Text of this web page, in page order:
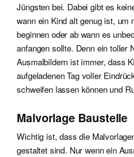
Jüngsten bei. Dabei gibt es
wann ein Kind alt genug ist, um
beginnen oder ab wann es
anfangen sollte. Denn ein toller
Ausmalbildern ist immer, dass
aufgeladenen Tag voller
schweifen lassen können und
Malvorlage Baustelle
Wichtig ist, dass die
gestaltet sind. Nur wenn ein